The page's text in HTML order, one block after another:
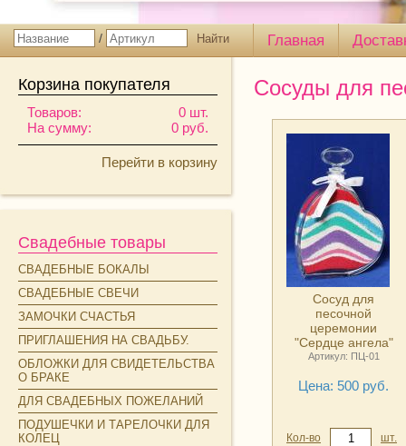
/ Главная
Корзина покупателя
Товаров:
На сумму:
0 шт.
0 руб.
Перейти в корзину
Свадебные товары
СВАДЕБНЫЕ БОКАЛЫ
СВАДЕБНЫЕ СВЕЧИ
ЗАМОЧКИ СЧАСТЬЯ
ПРИГЛАШЕНИЯ НА СВАДЬБУ.
ОБЛОЖКИ ДЛЯ СВИДЕТЕЛЬСТВА
О БРАКЕ
ДЛЯ СВАДЕБНЫХ ПОЖЕЛАНИЙ
ПОДУШЕЧКИ И ТАРЕЛОЧКИ ДЛЯ
КОЛЕЦ
Сосуды для
Сосуд для
песочной
церемонии
"Сердце ангела"
(Италия).
Артикул: ПЦ-01
Цена: 500 руб.
Кол-во шт.